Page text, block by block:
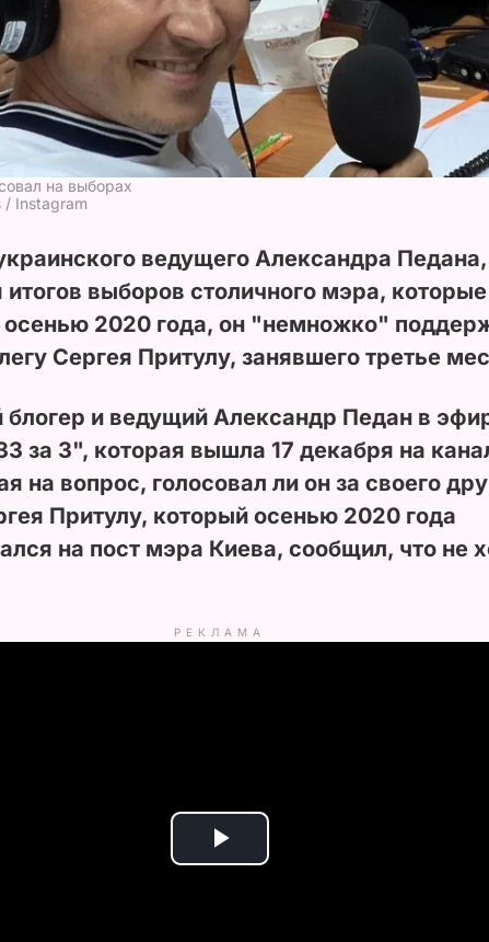
на выборах
/ Instagram
ведущего Александра
итогов выборов столичного мэра, которые
осенью 2020 года, он "немножко"
Сергея Притулу, занявшего третье
блогер и ведущий Александр Педан в
за 3", которая вышла 17 декабря на
на вопрос, голосовал ли он за своего
Притулу, который осенью 2020 года
на пост мэра Киева, сообщил, что не
РЕКЛАМА
P